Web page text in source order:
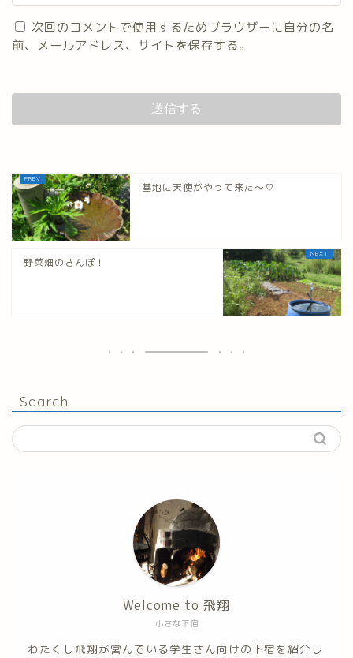
次回のコメントで使用するためブラウザーに自分の名
前、メールアドレス、サイトを保存する。
基地に天使がやって来た～♡
野菜畑のさんぽ！
Search
小さな下宿
Welcome to 飛翔
わたくし飛翔が営んでいる学生さん向けの下宿を紹介し